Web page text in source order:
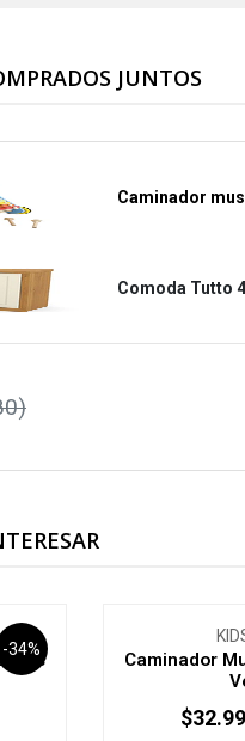
JUNTOS
Caminador
Comoda Tutto
-34%
Caminador